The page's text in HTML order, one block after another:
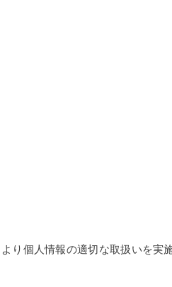
り個人情報の適切な取扱いを実